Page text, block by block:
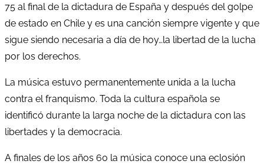
75 al final de la dictadura de España y después del golpe
de estado en Chile y es una canción siempre vigente y que
sigue siendo necesaria a día de hoy…la libertad de la lucha
por los derechos.
La música estuvo permanentemente unida a la lucha
contra el franquismo. Toda la cultura española se
identificó durante la larga noche de la dictadura con las
libertades y la democracia.
A finales de los años 60 la música conoce una eclosión